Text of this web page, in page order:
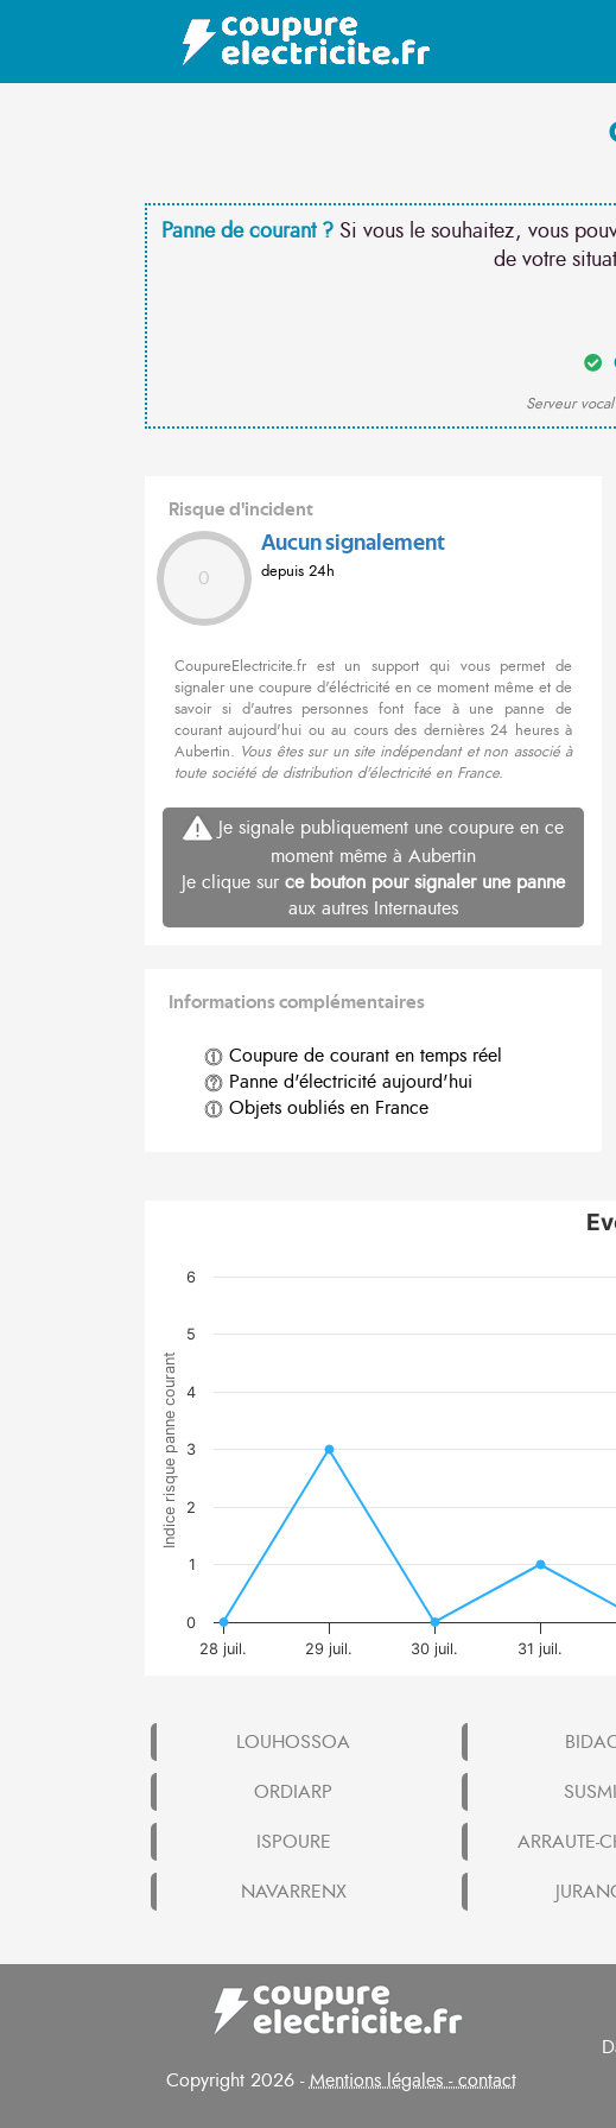
Panne de courant ? Si vous le souhaitez, vous
de votre
Serveur
Risque d'incident
0
Aucun signalement
depuis 24h
CoupureElectricite.fr est un support qui vous permet de
signaler une coupure d'éléctricité en ce moment même et de
savoir si d'autres personnes font face à une panne de
courant aujourd'hui ou au cours des dernières 24 heures à
Aubertin. Vous êtes sur un site indépendant et non associé à
toute société de distribution d'électricité en France.
Je signale publiquement une coupure en ce
moment même à Aubertin
Je clique sur ce bouton pour signaler une panne
aux autres Internautes
Informations complémentaires
Coupure de courant en temps réel
Panne d'électricité aujourd'hui
Objets oubliés en France
Indice risque panne courant
28 juil. 29 juil. 30 juil. 31 juil.
0
1
2
3
4
5
6
LOUHOSSOA
ORDIARP
ISPOURE
ARRAUTE-
NAVARRENX
Copyright 2026 -Mentions légales - contact